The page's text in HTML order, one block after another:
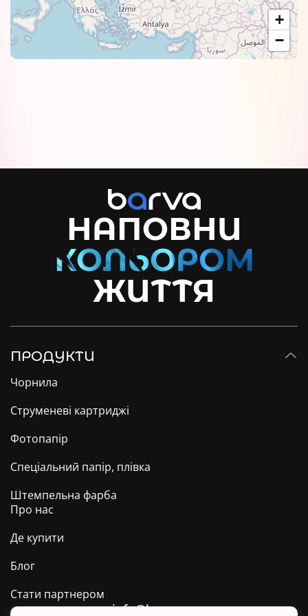
+
−
НАПОВНИ
ЖИТТЯ
ПРОДУКТИ
Чорнила
Струменеві картриджі
Фотопапір
Спеціальний папір, плівка
Штемпельна фарба
Про нас
Де купити
Блог
Стати партнером
info@barva.ua